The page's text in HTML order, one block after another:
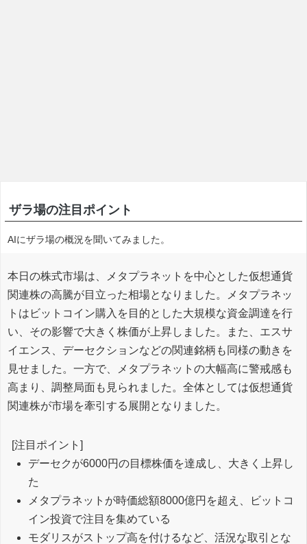
ザラ場の注目ポイント
AIにザラ場の概況を聞いてみました。
本日の株式市場は、メタプラネットを中心とした仮想通貨
関連株の高騰が目立った相場となりました。メタプラネッ
トはビットコイン購入を目的とした大規模な資金調達を行
い、その影響で大きく株価が上昇しました。また、エスサ
イエンス、デーセクションなどの関連銘柄も同様の動きを
見せました。一方で、メタプラネットの大幅高に警戒感も
高まり、調整局面も見られました。全体としては仮想通貨
関連株が市場を牽引する展開となりました。
[注目ポイント]
デーセクが6000円の目標株価を達成し、大きく上昇し
た
メタプラネットが時価総額8000億円を超え、ビットコ
イン投資で注目を集めている
モダリスがストップ高を付けるなど、活況な取引とな